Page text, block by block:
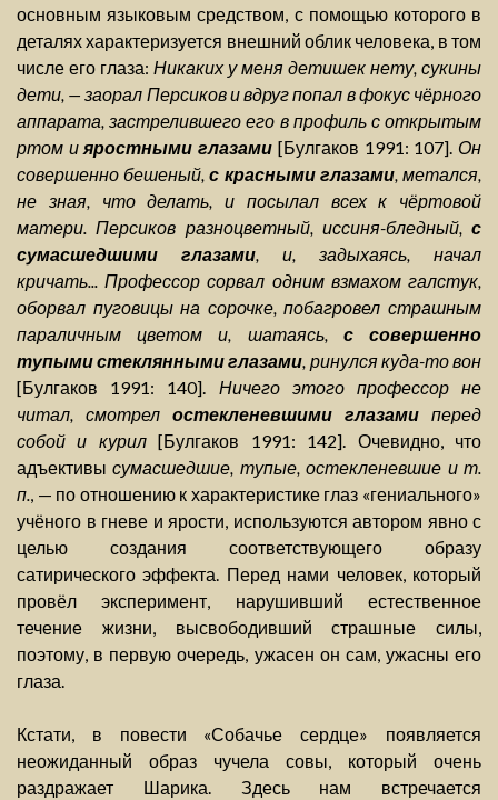
основным языковым средством, с помощью которого в
деталях характеризуется внешний облик человека, в том
числе его глаза: Никаких у меня детишек нету, сукины
дети, — заорал Персиков и вдруг попал в фокус чёрного
аппарата, застрелившего его в профиль с открытым
ртом ияростными глазами [Булгаков 1991: 107]. Он
совершенно бешеный,с красными глазами, метался,
не зная, что делать, и посылал всех к чёртовой
матери. Персиков разноцветный, иссиня-бледный, с
сумасшедшими глазами, и, задыхаясь, начал
кричать... Профессор сорвал одним взмахом галстук,
оборвал пуговицы на сорочке, побагровел страшным
параличным цветом и, шатаясь, с совершенно
тупыми стеклянными глазами, ринулся куда-то вон
[Булгаков 1991: 140]. Ничего этого профессор не
читал, смотрел остекленевшими глазами перед
собой и курил[Булгаков 1991: 142]. Очевидно, что
адъективысумасшедшие, тупые, остекленевшие и т.
п., — по отношению к характеристике глаз «гениального»
учёного в гневе и ярости, используются автором явно с
целью создания соответствующего образу
сатирического эффекта. Перед нами человек, который
провёл эксперимент, нарушивший естественное
течение жизни, высвободивший страшные силы,
поэтому, в первую очередь, ужасен он сам, ужасны его
глаза.
Кстати, в повести «Собачье сердце» появляется
неожиданный образ чучела совы, который очень
раздражает Шарика. Здесь нам встречается